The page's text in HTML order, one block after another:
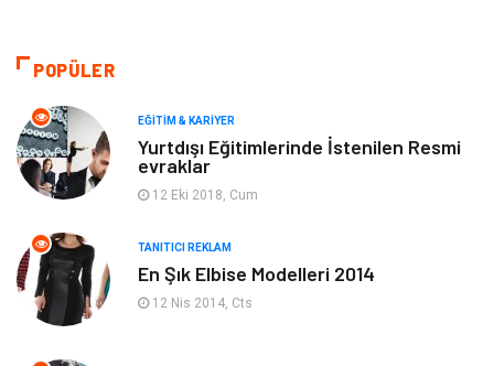
Moda
Makine
Elektronik
Ev Dekorasyon Organizasyon
POPÜLER
EĞITIM & KARIYER
Yurtdışı Eğitimlerinde İstenilen Resmi
evraklar
12 Eki 2018, Cum
TANITICI REKLAM
En Şık Elbise Modelleri 2014
12 Nis 2014, Cts